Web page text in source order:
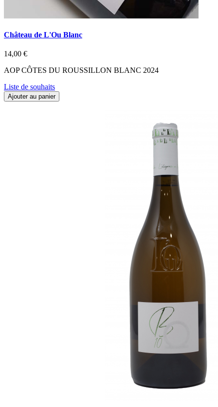
Château de L'Ou Blanc
14,00 €
AOP CÔTES DU ROUSSILLON BLANC 2024
Liste de souhaits
Ajouter au panier